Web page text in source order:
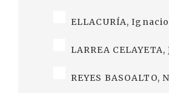
ELLACURÍA, Ignacio
LARREA CELAYETA,
REYES BASOALTO,